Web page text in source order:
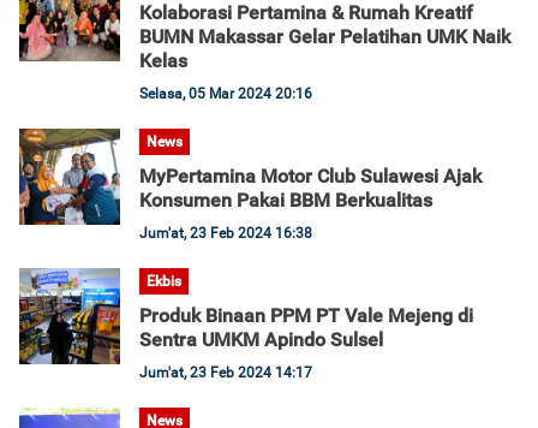
Kolaborasi Pertamina & Rumah Kreatif
BUMN Makassar Gelar Pelatihan UMK Naik
Kelas
Selasa, 05 Mar 2024 20:16
News
MyPertamina Motor Club Sulawesi Ajak
Konsumen Pakai BBM Berkualitas
Jum'at, 23 Feb 2024 16:38
Ekbis
Produk Binaan PPM PT Vale Mejeng di
Sentra UMKM Apindo Sulsel
Jum'at, 23 Feb 2024 14:17
News